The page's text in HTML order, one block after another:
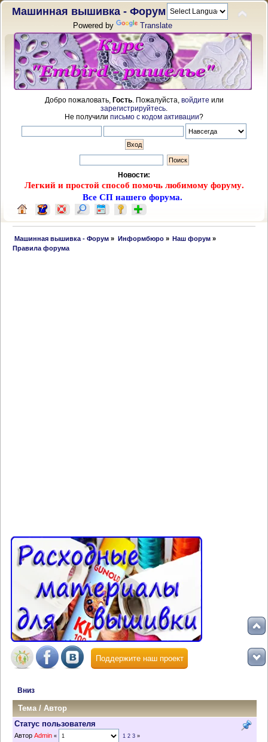
Машинная вышивка - Форум
Powered by Translate
Добро пожаловать, Гость. Пожалуйста, войдите или
зарегистрируйтесь
Не получили письмо с кодом активации?
Новости:
Легкий и простой способ помочь любимому форуму.
Все СП нашего форума.
Машинная вышивка - Форум » Информбюро» Наш форум »
Правила форума
Поддержите наш проект
Вниз
Тема/Автор
Статус пользователя
Автор Admin « 1 2 3»